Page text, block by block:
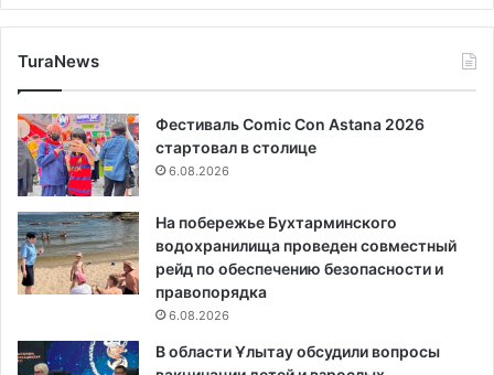
TuraNews
Фестиваль Comic Con Astana 2026
стартовал в столице
6.08.2026
На побережье Бухтарминского
водохранилища проведен совместный
рейд по обеспечению безопасности и
правопорядка
6.08.2026
В области Ұлытау обсудили вопросы